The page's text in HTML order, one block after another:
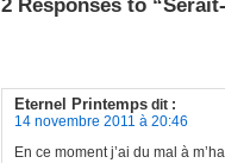
2 Responses to
Eternel Printemps dit :
14 novembre 2011 à 20:46
En ce moment j’ai du mal à